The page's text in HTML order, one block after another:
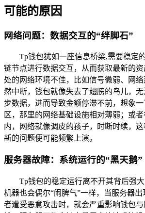
可能的原因
网络问题：数据交互的“绊脚石”
Tp钱包犹如一座信息桥梁,需要稳定
链节点进行数据交互，从而获取最新的
处的网络环境不佳，比如信号微弱、网
然中断，钱包就像失去了翅膀的鸟儿，
步数据，进而导致金额停滞不前，想象
区，那里的网络基础设施相对薄弱；或
内，网络就像调皮的孩子，时断时续，
新的问题便可能频繁上演。
服务器故障：系统运行的“黑天鹅”
Tp钱包的稳定运行离不开其背后强
机器也会偶尔“闹脾气”一样，当服务器
者遭受恶意攻击时，就会严重影响钱包